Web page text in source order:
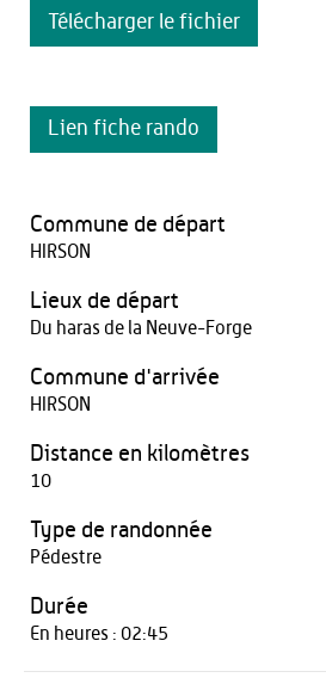
Télécharger le fichier
Lien fiche rando
Commune de départ
HIRSON
Lieux de départ
Du haras de la Neuve-Forge
Commune d'arrivée
HIRSON
Distance en kilomètres
10
Type de randonnée
Pédestre
Durée
En heures : 02:45